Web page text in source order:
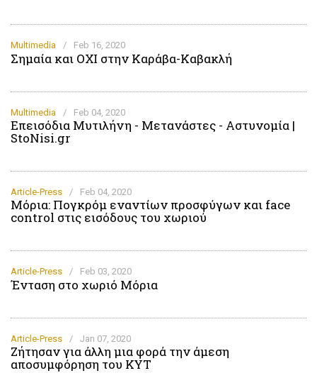
Multimedia / Feb 16, 2020
Σημαία και ΟΧΙ στην Καράβα-Καβακλή
Multimedia / Feb 04, 2020
Επεισόδια Μυτιλήνη - Μετανάστες - Αστυνομία |
StoNisi.gr
Article-Press / Feb 04, 2020
Μόρια: Πογκρόμ εναντίων προσφύγων και face
control στις εισόδους του χωριού
Article-Press / Feb 03, 2020
Ένταση στο χωριό Μόρια
Article-Press / Jan 07, 2020
Ζήτησαν για άλλη μια φορά την άμεση
αποσυμφόρηση του ΚΥΤ